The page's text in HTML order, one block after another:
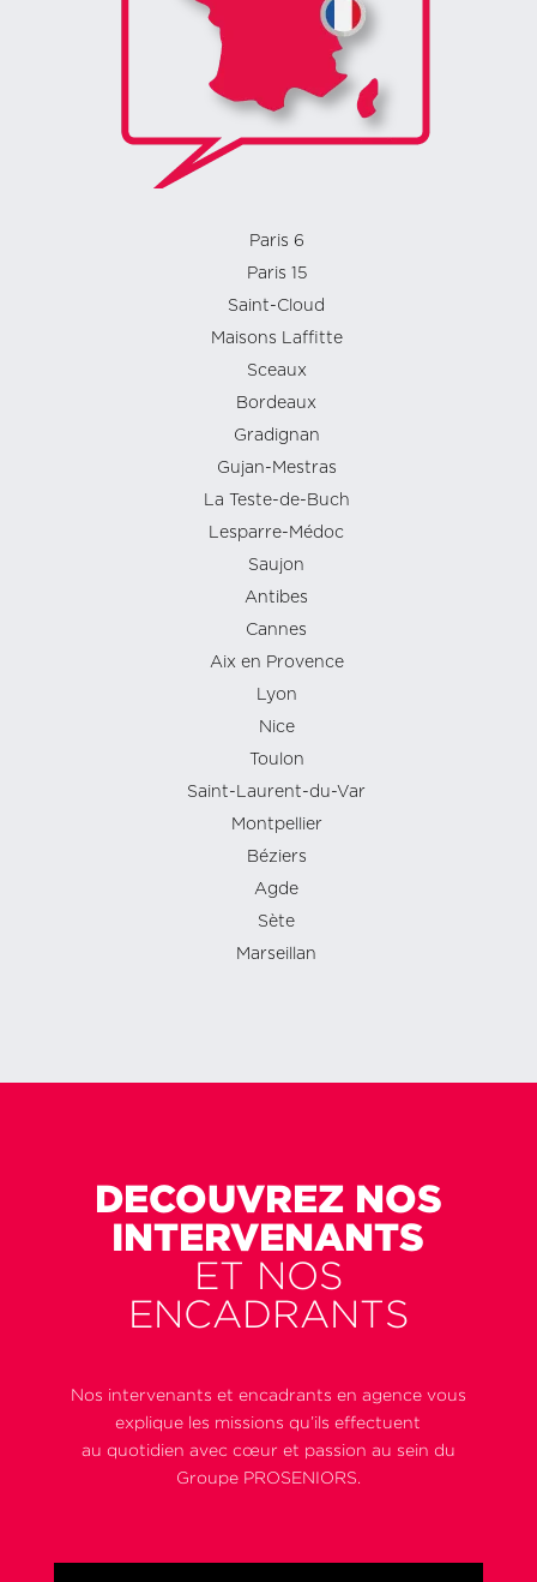
Paris 6
Paris 15
Saint-Cloud
Maisons Laffitte
Sceaux
Bordeaux
Gradignan
Gujan-Mestras
La Teste-de-Buch
Lesparre-Médoc
Saujon
Antibes
Cannes
Aix en Provence
Lyon
Nice
Toulon
Saint-Laurent-du-Var
Montpellier
Béziers
Agde
Sète
Marseillan
DECOUVREZ NOS
INTERVENANTS
ET NOS
ENCADRANTS
Nos intervenants et encadrants en agence vous
explique les missions qu’ils effectuent
au quotidien avec cœur et passion au sein du
Groupe PROSENIORS.